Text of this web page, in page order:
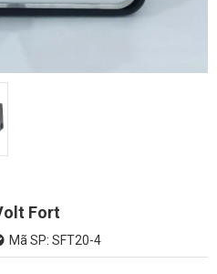
Fort
Mã SP: SFT20-4